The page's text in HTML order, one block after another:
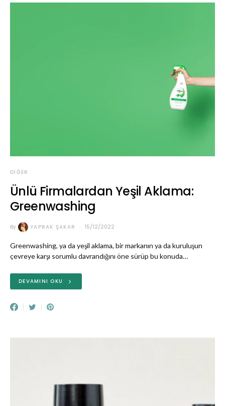
DIĞER
Ünlü Firmalardan Yeşil Aklama:
Greenwashing
By YAPRAK ŞAKAR 15/12/2022
Greenwashing, ya da yeşil aklama, bir markanın ya da kuruluşun
çevreye karşı sorumlu davrandığını öne sürüp bu konuda…
DEVAMINI OKU